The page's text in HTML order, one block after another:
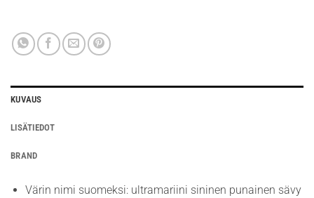
KUVAUS
LISÄTIEDOT
BRAND
Värin nimi suomeksi: ultramariini sininen punainen sävy